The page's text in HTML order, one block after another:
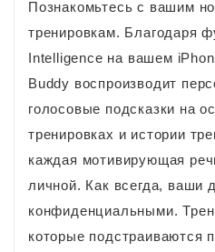
Познакомьтесь с вашим
тренировкам. Благодаря
Intelligence на вашем
Buddy воспроизводит
голосовые подсказки на
тренировках и истории
каждая мотивирующая
личной. Как всегда, ваши
конфиденциальными.
которые подстраиваются